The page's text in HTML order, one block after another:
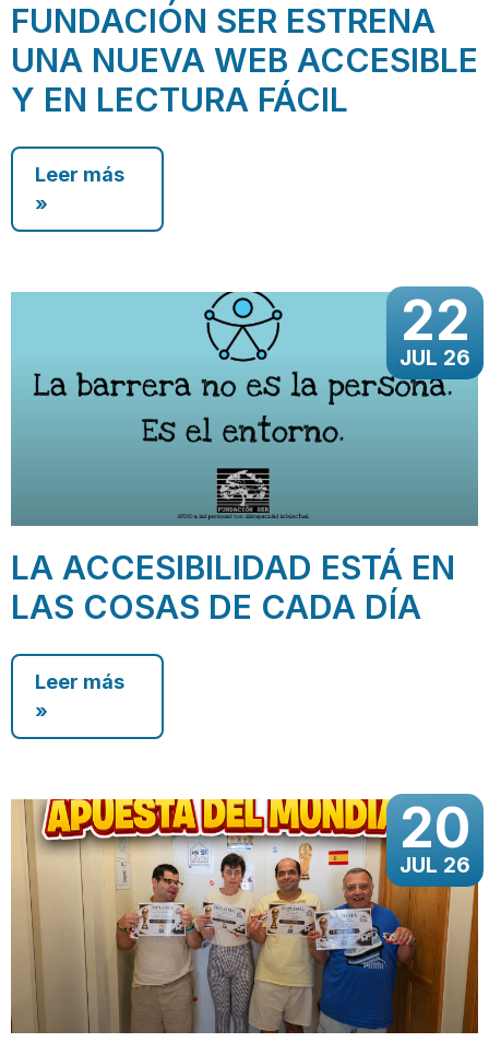
FUNDACIÓN SER ESTRENA
UNA NUEVA WEB ACCESIBLE
Y EN LECTURA FÁCIL
Leer más
»
22
JUL 26
LA ACCESIBILIDAD ESTÁ EN
LAS COSAS DE CADA DÍA
Leer más
»
20
JUL 26